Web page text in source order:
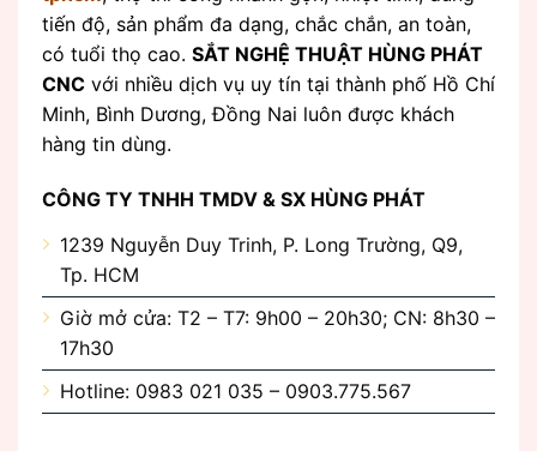
tiến độ, sản phẩm đa dạng, chắc chắn, an toàn,
có tuổi thọ cao. SẮT NGHỆ THUẬT HÙNG PHÁT
CNC với nhiều dịch vụ uy tín tại thành phố Hồ Chí
Minh, Bình Dương, Đồng Nai luôn được khách
hàng tin dùng.
CÔNG TY TNHH TMDV & SX HÙNG PHÁT
1239 Nguyễn Duy Trinh, P. Long Trường, Q9,
Tp. HCM
Giờ mở cửa: T2 – T7: 9h00 – 20h30; CN: 8h30 –
17h30
Hotline: 0983 021 035 – 0903.775.567